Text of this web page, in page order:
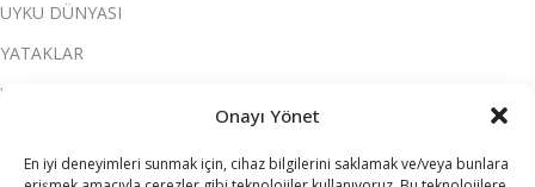
Onayı Yönet
En iyi deneyimleri sunmak için, cihaz bilgilerini saklamak ve/veya bunlara
UYKU DÜNYASI
YATAKLAR
YATAK ODASI
KOLTUK TAKIMI